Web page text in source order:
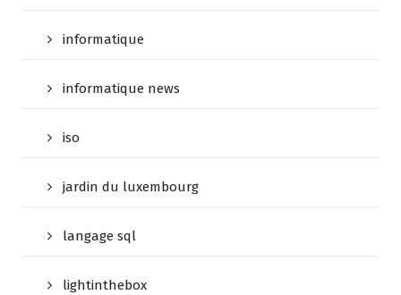
informatique
informatique news
iso
jardin du luxembourg
langage sql
lightinthebox